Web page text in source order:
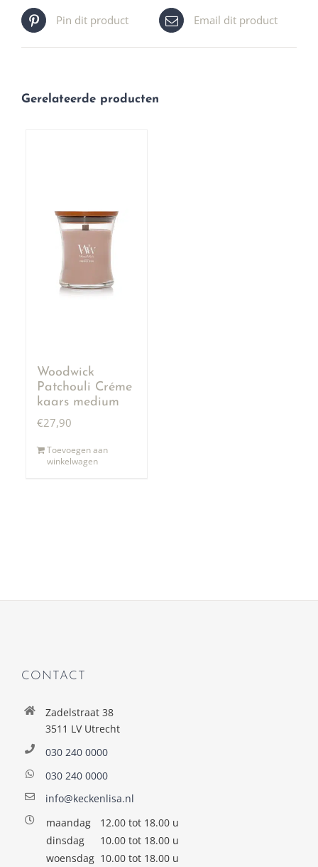
Pin dit product Email dit product
Gerelateerde producten
Woodwick
Patchouli Créme
kaars medium
€27,90
Toevoegen aan
winkelwagen
CONTACT
Zadelstraat 38
3511 LV Utrecht
030 240 0000
030 240 0000
info@keckenlisa.nl
maandag
12.00 tot 18.00 u
dinsdag
10.00 tot 18.00 u
woensdag 10.00 tot 18.00 u